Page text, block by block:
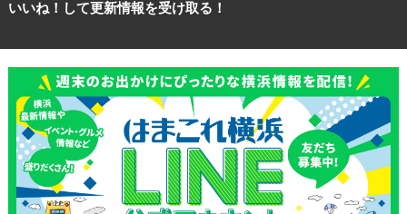
いいね！して更新情報を受け取る！
ランキング
ブログ記事
サイトについて